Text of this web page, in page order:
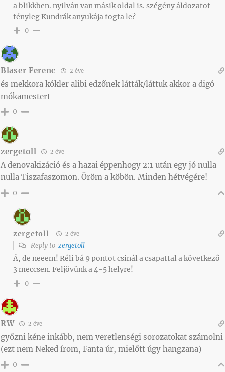
a blikkben. nyilván van másik oldal is. szégény áldozatot
tényleg Kundrák anyukája fogta le?
0
Blaser Ferenc 2 éve
és mekkora kókler alibi edzőnek látták/láttuk akkor a digó
mókamestert
0
zergetoll 2 éve
A denovakizáció és a hazai éppenhogy 2:1 után egy jó nulla
nulla Tiszafaszomon. Öröm a köbön. Minden hétvégére!
0
zergetoll 2 éve
Reply to zergetoll
Á, de neeem! Réli bá 9 pontot csinál a csapattal a következő
3 meccsen. Feljövünk a 4-5 helyre!
0
RW 2 éve
győzni kéne inkább, nem veretlenségi sorozatokat számolni
(ezt nem Neked írom, Fanta úr, mielőtt úgy hangzana)
0